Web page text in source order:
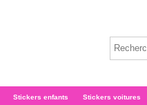
Stickers enfants Stickers voitures